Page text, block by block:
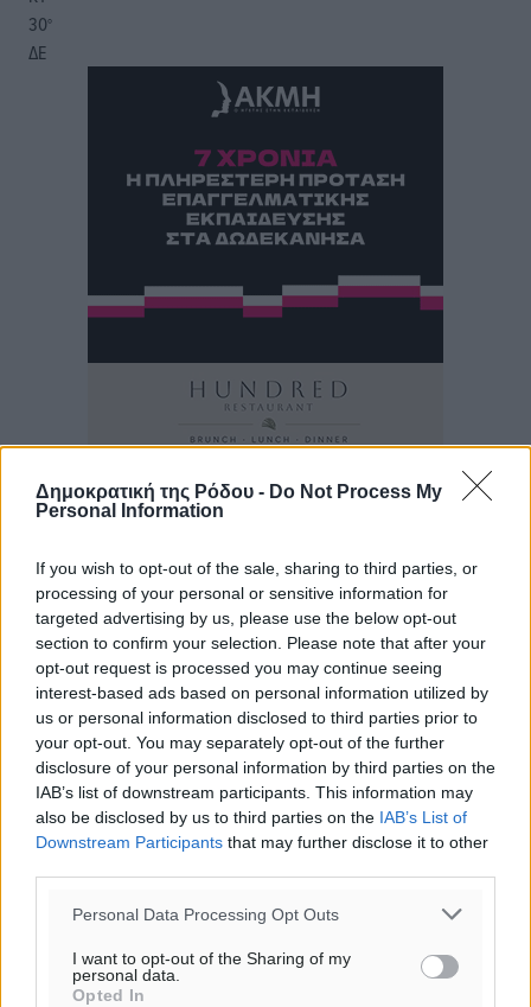
Δημοκρατική της Ρόδου - Do Not Process My
Personal Information
If you wish to opt-out of the sale, sharing to third parties, or
processing of your personal or sensitive information for
targeted advertising by us, please use the below opt-out
section to confirm your selection. Please note that after your
opt-out request is processed you may continue seeing
interest-based ads based on personal information utilized by
us or personal information disclosed to third parties prior to
your opt-out. You may separately opt-out of the further
disclosure of your personal information by third parties on the
IAB’s list of downstream participants. This information may
also be disclosed by us to third parties on the IAB’s List of
Downstream Participants that may further disclose it to other
Personal Data Processing Opt Outs
I want to opt-out of the Sharing of my
personal data.
Opted In
30°
ΔΕ
Ροή ειδήσεων